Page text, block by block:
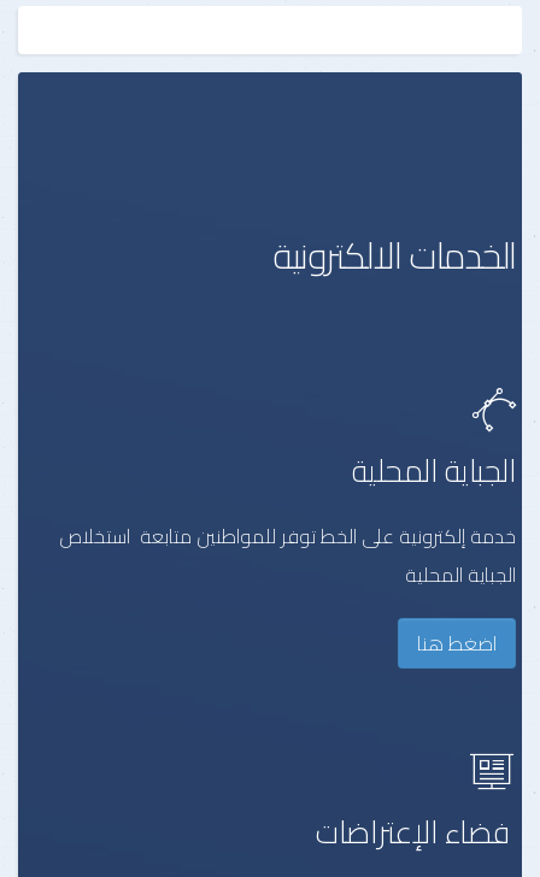
الخدمات الالكترونية
الجباية المحلية
خدمة إلكترونية على الخط توفر للمواطنين متابعة استخلاص
الجباية المحلية
اضغط هنا
فضاء الإعتراضات